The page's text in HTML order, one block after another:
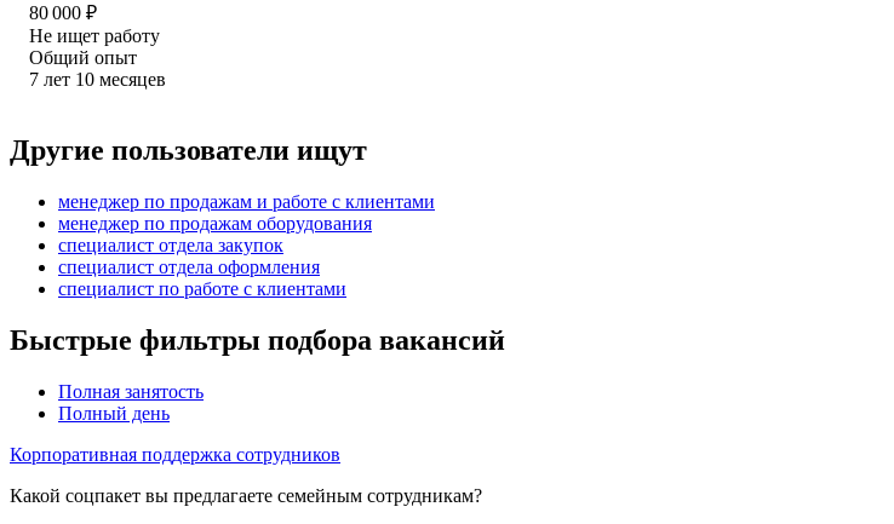
80 000 ₽
Не ищет работу
Общий опыт
7 лет 10 месяцев
Другие пользователи ищут
менеджер по продажам и работе с клиентами
менеджер по продажам оборудования
специалист отдела закупок
специалист отдела оформления
специалист по работе с клиентами
Быстрые фильтры подбора вакансий
Полная занятость
Полный день
Корпоративная поддержка сотрудников
Какой соцпакет вы предлагаете семейным сотрудникам?